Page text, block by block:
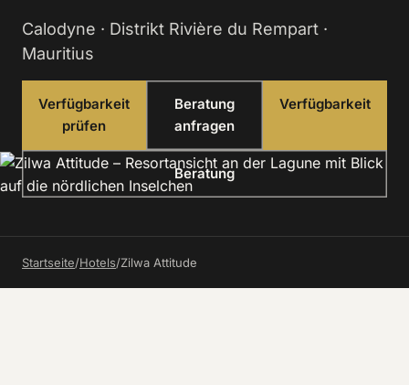
Calodyne · Distrikt Rivière du Rempart ·
Mauritius
Verfügbarkeit
prüfen
Beratung
anfragen
Verfügbarkeit
Beratung
Startseite/Hotels/Zilwa Attitude